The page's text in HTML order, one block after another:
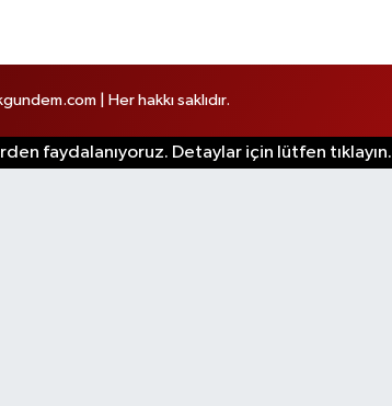
| Her hakkı saklıdır.
faydalanıyoruz. Detaylar için lütfen tıklayın.